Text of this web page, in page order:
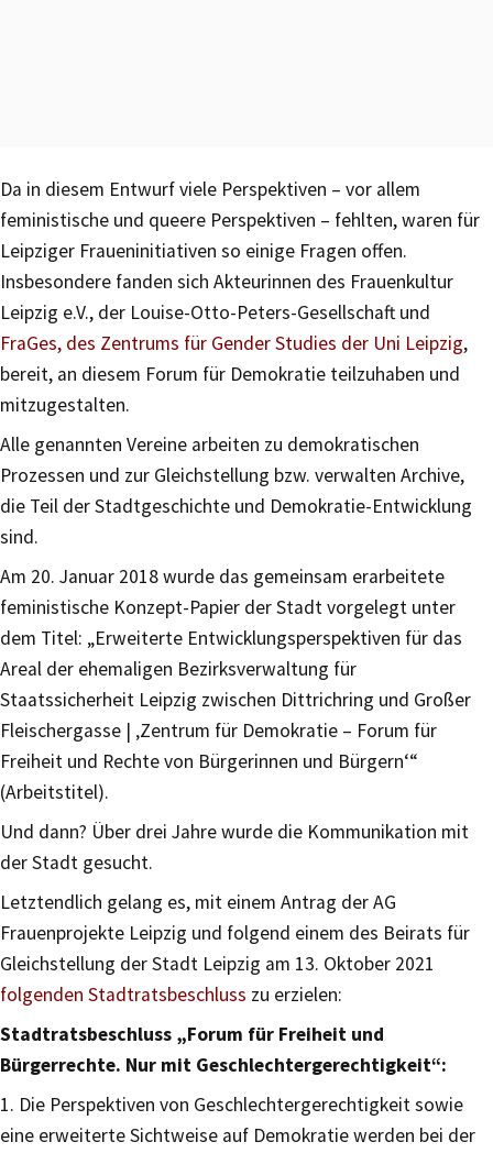
Da in diesem Entwurf viele Perspektiven – vor allem
feministische und queere Perspektiven – fehlten, waren für
Leipziger Fraueninitiativen so einige Fragen offen.
Insbesondere fanden sich Akteurinnen des Frauenkultur
Leipzig e.V., der Louise-Otto-Peters-Gesellschaft und
FraGes, des Zentrums für Gender Studies der Uni Leipzig,
bereit, an diesem Forum für Demokratie teilzuhaben und
mitzugestalten.
Alle genannten Vereine arbeiten zu demokratischen
Prozessen und zur Gleichstellung bzw. verwalten Archive,
die Teil der Stadtgeschichte und Demokratie-Entwicklung
sind.
Am 20. Januar 2018 wurde das gemeinsam erarbeitete
feministische Konzept-Papier der Stadt vorgelegt unter
dem Titel: „Erweiterte Entwicklungsperspektiven für das
Areal der ehemaligen Bezirksverwaltung für
Staatssicherheit Leipzig zwischen Dittrichring und Großer
Fleischergasse | ‚Zentrum für Demokratie – Forum für
Freiheit und Rechte von Bürgerinnen und Bürgern‘“
(Arbeitstitel).
Und dann? Über drei Jahre wurde die Kommunikation mit
der Stadt gesucht.
Letztendlich gelang es, mit einem Antrag der AG
Frauenprojekte Leipzig und folgend einem des Beirats für
Gleichstellung der Stadt Leipzig am 13. Oktober 2021
folgenden Stadtratsbeschluss zu erzielen:
Stadtratsbeschluss „Forum für Freiheit und
Bürgerrechte. Nur mit Geschlechtergerechtigkeit“:
1. Die Perspektiven von Geschlechtergerechtigkeit sowie
eine erweiterte Sichtweise auf Demokratie werden bei der